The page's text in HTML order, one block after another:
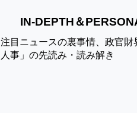
IN-DEPTH＆
注目ニュースの裏事情、政官財
人事」の先読み・読み解き